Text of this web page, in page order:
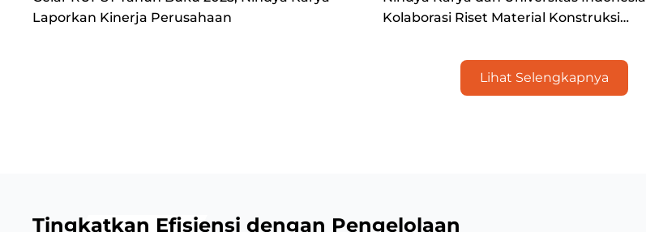
Laporkan Kinerja Perusahaan
Kolaborasi Riset Material Konstruksi
Lihat Selengkapnya
Tingkatkan Efisiensi dengan Pengelolaan